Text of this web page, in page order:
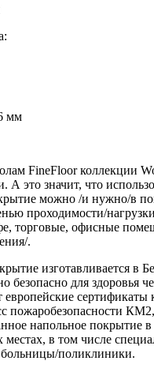
мм
FineFloor коллекции
А это значит, что
можно /и нужно/в
проходимости/
торговые, офисные
.
изготавливается в
безопасно для здоровья
сертификаты
пожаробезопасности
напольное покрытие
в том числе
больницы/поликлиники.